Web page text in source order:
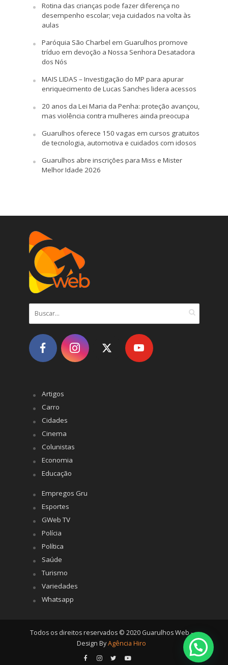
Rotina das crianças pode fazer diferença no
desempenho escolar; veja cuidados na volta às
aulas
Paróquia São Charbel em Guarulhos promove
tríduo em devoção a Nossa Senhora Desatadora
dos Nós
MAIS LIDAS – Investigação do MP para apurar
enriquecimento de Lucas Sanches lidera acessos
20 anos da Lei Maria da Penha: proteção avançou,
mas violência contra mulheres ainda preocupa
Guarulhos oferece 150 vagas em cursos gratuitos
de tecnologia, automotiva e cuidados com idosos
Guarulhos abre inscrições para Miss e Mister
Melhor Idade 2026
Artigos
Carro
Cidades
Cinema
Colunistas
Economia
Educação
Empregos Gru
Esportes
GWeb TV
Polícia
Política
Saúde
Turismo
Variedades
Whatsapp
Todos os direitos reservados © 2020 Guarulhos Web -
Design ByAgência Hiro